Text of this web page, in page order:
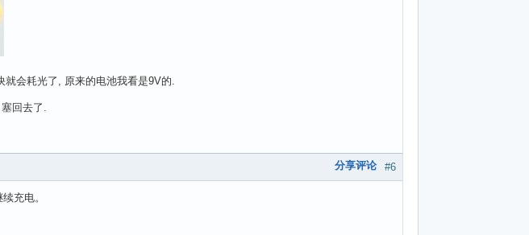
会耗光了, 原来的电池我看是9V的.
回去了.
#6
分享评论
充电。